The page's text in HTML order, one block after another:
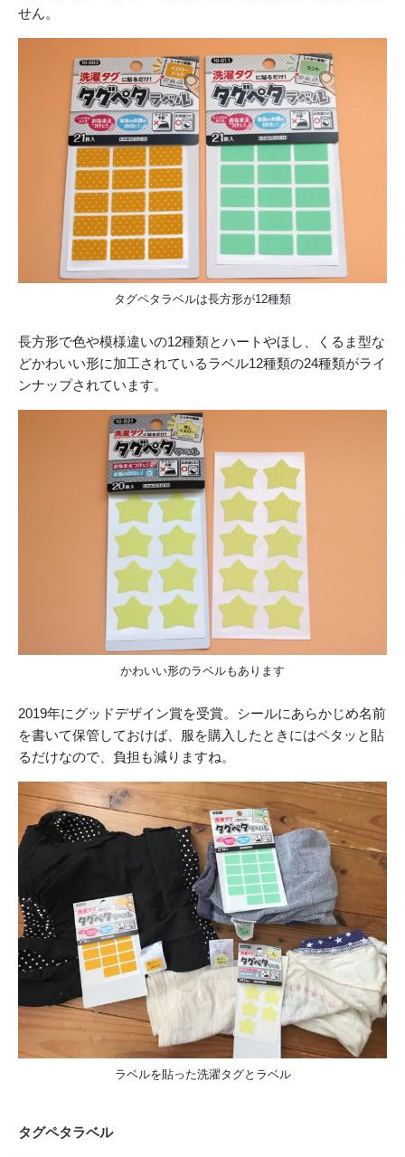
せん。
タグペタラベルは長方形が12種類
長方形で色や模様違いの12種類とハートやほし、くるま型な
どかわいい形に加工されているラベル12種類の24種類がライ
ンナップされています。
かわいい形のラベルもあります
2019年にグッドデザイン賞を受賞。シールにあらかじめ名前
を書いて保管しておけば、服を購入したときにはペタッと貼
るだけなので、負担も減りますね。
ラベルを貼った洗濯タグとラベル
タグペタラベル